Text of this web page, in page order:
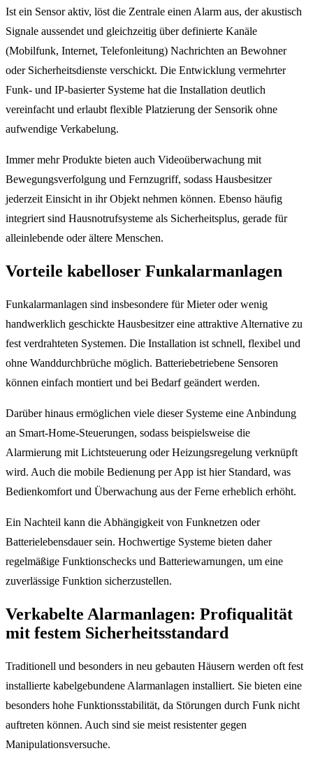
Ist ein Sensor aktiv, löst die Zentrale einen Alarm aus, der akustisch
Signale aussendet und gleichzeitig über definierte Kanäle
(Mobilfunk, Internet, Telefonleitung) Nachrichten an Bewohner
oder Sicherheitsdienste verschickt. Die Entwicklung vermehrter
Funk- und IP-basierter Systeme hat die Installation deutlich
vereinfacht und erlaubt flexible Platzierung der Sensorik ohne
aufwendige Verkabelung.
Immer mehr Produkte bieten auch Videoüberwachung mit
Bewegungsverfolgung und Fernzugriff, sodass Hausbesitzer
jederzeit Einsicht in ihr Objekt nehmen können. Ebenso häufig
integriert sind Hausnotrufsysteme als Sicherheitsplus, gerade für
alleinlebende oder ältere Menschen.
Vorteile kabelloser Funkalarmanlagen
Funkalarmanlagen sind insbesondere für Mieter oder wenig
handwerklich geschickte Hausbesitzer eine attraktive Alternative zu
fest verdrahteten Systemen. Die Installation ist schnell, flexibel und
ohne Wanddurchbrüche möglich. Batteriebetriebene Sensoren
können einfach montiert und bei Bedarf geändert werden.
Darüber hinaus ermöglichen viele dieser Systeme eine Anbindung
an Smart-Home-Steuerungen, sodass beispielsweise die
Alarmierung mit Lichtsteuerung oder Heizungsregelung verknüpft
wird. Auch die mobile Bedienung per App ist hier Standard, was
Bedienkomfort und Überwachung aus der Ferne erheblich erhöht.
Ein Nachteil kann die Abhängigkeit von Funknetzen oder
Batterielebensdauer sein. Hochwertige Systeme bieten daher
regelmäßige Funktionschecks und Batteriewarnungen, um eine
zuverlässige Funktion sicherzustellen.
Verkabelte Alarmanlagen: Profiqualität
mit festem Sicherheitsstandard
Traditionell und besonders in neu gebauten Häusern werden oft fest
installierte kabelgebundene Alarmanlagen installiert. Sie bieten eine
besonders hohe Funktionsstabilität, da Störungen durch Funk nicht
auftreten können. Auch sind sie meist resistenter gegen
Manipulationsversuche.